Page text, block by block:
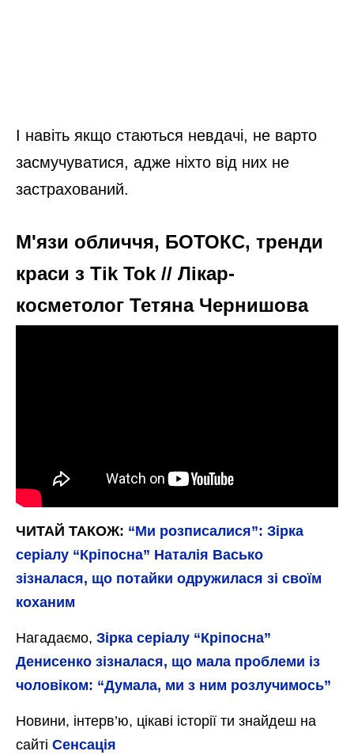
І навіть якщо стаються невдачі, не варто
засмучуватися, адже ніхто від них не
застрахований.
М'язи обличчя, БОТОКС, тренди
краси з Tik Tok // Лікар-
косметолог Тетяна Чернишова
ЧИТАЙ ТАКОЖ: “Ми розписалися”: Зірка
серіалу “Кріпосна” Наталія Васько
зізналася, що потайки одружилася зі своїм
коханим
Нагадаємо, Зірка серіалу “Кріпосна”
Денисенко зізналася, що мала проблеми із
чоловіком: “Думала, ми з ним розлучимось”
Новини, інтерв’ю, цікаві історії ти знайдеш на
сайті Сенсація